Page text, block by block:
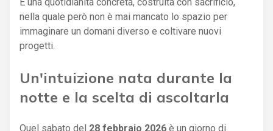
nella quale però non è mai mancato lo spazio per
immaginare un domani diverso e coltivare nuovi
progetti.
Un'intuizione nata durante la
notte e la scelta di ascoltarla
Quel sabato del 28 febbraio 2026 è un giorno di